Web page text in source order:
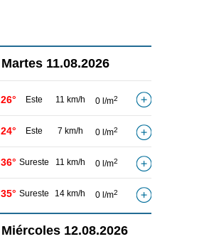
Martes 11.08.2026
26° Este 11 km/h 0 l/m2
24° Este 7 km/h 0 l/m2
36° Sureste 11 km/h 0 l/m2
35° Sureste 14 km/h 0 l/m2
Miércoles 12.08.2026